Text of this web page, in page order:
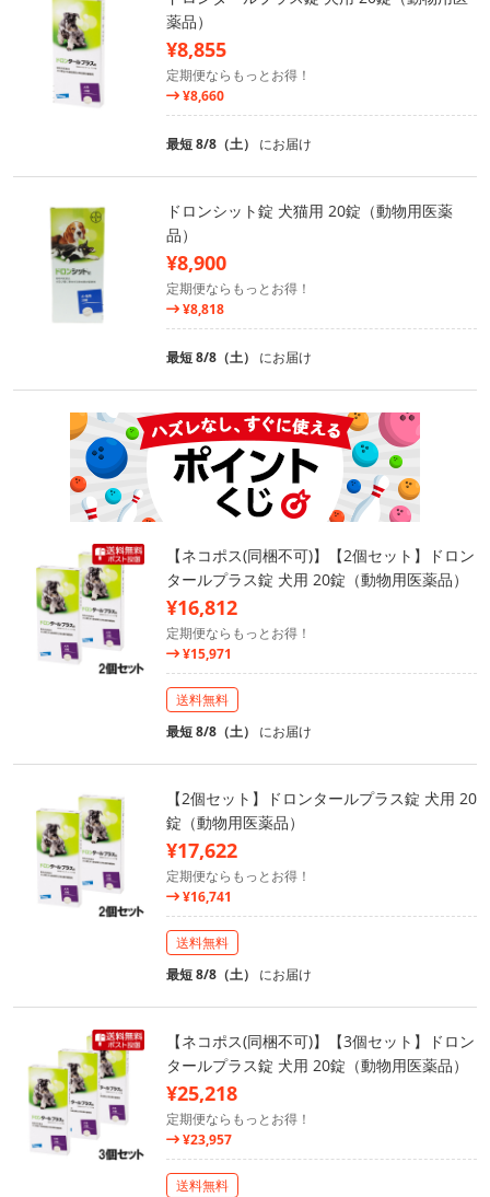
薬品）
¥8,855
定期便ならもっとお得！
¥8,660
最短 8/8（土） にお届け
ドロンシット錠 犬猫用 20錠（動物用医薬
品）
¥8,900
定期便ならもっとお得！
¥8,818
最短 8/8（土） にお届け
【ネコポス(同梱不可)】【2個セット】ドロン
タールプラス錠 犬用 20錠（動物用医薬品）
¥16,812
定期便ならもっとお得！
¥15,971
送料無料
最短 8/8（土） にお届け
【2個セット】ドロンタールプラス錠 犬用 20
錠（動物用医薬品）
¥17,622
定期便ならもっとお得！
¥16,741
送料無料
最短 8/8（土） にお届け
【ネコポス(同梱不可)】【3個セット】ドロン
タールプラス錠 犬用 20錠（動物用医薬品）
¥25,218
定期便ならもっとお得！
¥23,957
送料無料